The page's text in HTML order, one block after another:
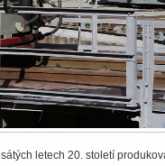
letech 20. století